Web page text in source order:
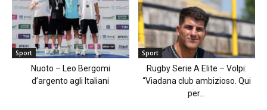
Sport
Nuoto – Leo Bergomi
d’argento agli Italiani
Sport
Rugby Serie A Elite – Volpi:
“Viadana club ambizioso. Qui
per...